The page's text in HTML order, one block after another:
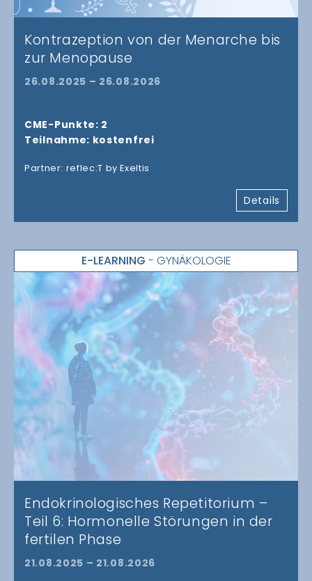
Kontrazeption von der Menarche bis
zur Menopause
26.08.2025 – 26.08.2026
CME-Punkte: 2
Teilnahme: kostenfrei
Partner: reflec:T by Exeltis
Details
E-LEARNING - GYNÄKOLOGIE
Endokrinologisches Repetitorium –
Teil 6: Hormonelle Störungen in der
fertilen Phase
21.08.2025 – 21.08.2026